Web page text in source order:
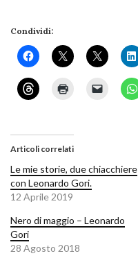
Condividi:
Articoli correlati
Le mie storie, due chiacchiere
con Leonardo Gori.
12 Aprile 2019
Nero di maggio – Leonardo
Gori
28 Agosto 2018